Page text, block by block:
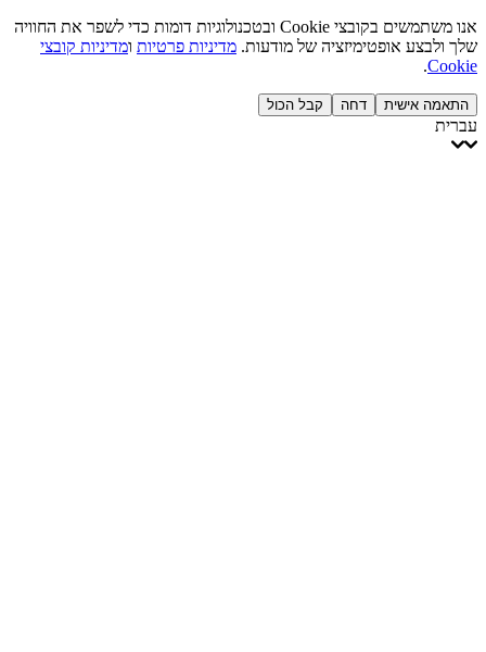
אנו משתמשים בקובצי Cookie ובטכנולוגיות דומות כדי לשפר את החוויה
שלך ולבצע אופטימיזציה של מודעות. מדיניות פרטיות ומדיניות קובצי
Cookie
.
התאמה אישית דחה קבל הכול
עברית